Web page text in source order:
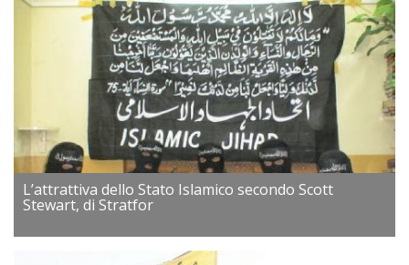
L’attrattiva dello Stato Islamico secondo Scott
Stewart, di Stratfor